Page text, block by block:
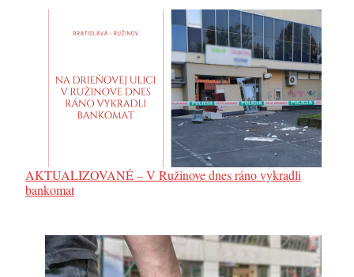
AKTUALIZOVANÉ – V Ružinove dnes ráno vykradli
bankomat